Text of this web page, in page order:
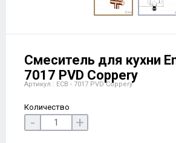
Смеситель для кухни
7017 PVD Coppery
Артикул : ECB - 7017 PVD Coppery
Количество
- +